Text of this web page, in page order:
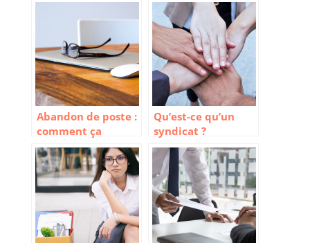
Abandon de poste :
comment ça
marche et quels
sont les risques ?
Qu’est-ce qu’un
syndicat ?